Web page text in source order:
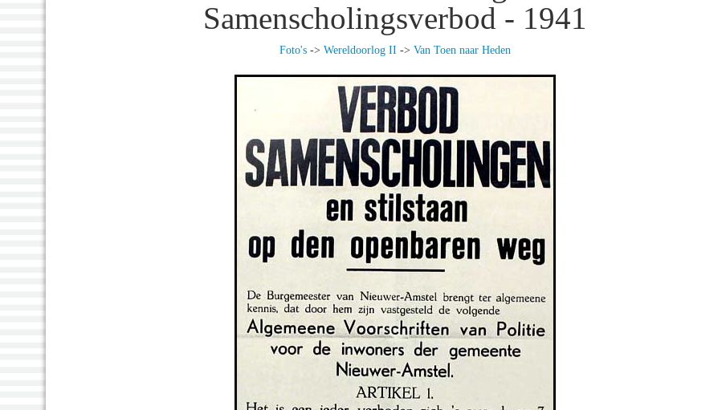
Samenscholingsverbod - 1941
Foto's -> Wereldoorlog II -> Van Toen naar Heden